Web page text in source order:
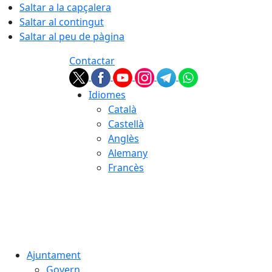
Saltar a la capçalera
Saltar al contingut
Saltar al peu de pàgina
Contactar
Idiomes
Català
Castellà
Anglès
Alemany
Francès
Ajuntament